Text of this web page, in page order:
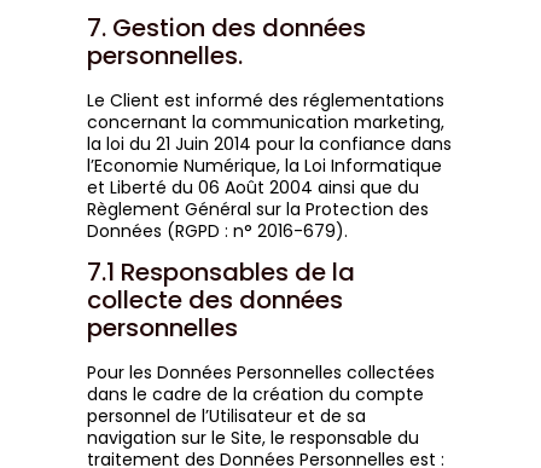
7. Gestion des données
personnelles.
Le Client est informé des réglementations
concernant la communication marketing,
la loi du 21 Juin 2014 pour la confiance dans
l’Economie Numérique, la Loi Informatique
et Liberté du 06 Août 2004 ainsi que du
Règlement Général sur la Protection des
Données (RGPD : n° 2016-679).
7.1 Responsables de la
collecte des données
personnelles
Pour les Données Personnelles collectées
dans le cadre de la création du compte
personnel de l’Utilisateur et de sa
navigation sur le Site, le responsable du
traitement des Données Personnelles est :